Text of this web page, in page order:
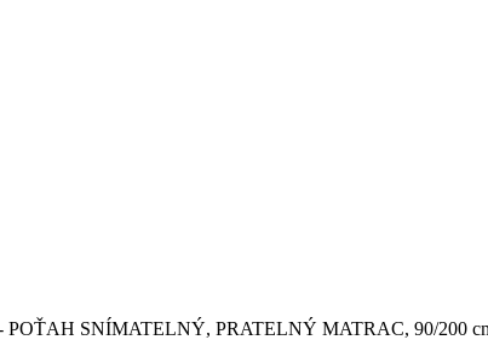
SNÍMATELNÝ, PRATELNÝ MATRAC, 90/200